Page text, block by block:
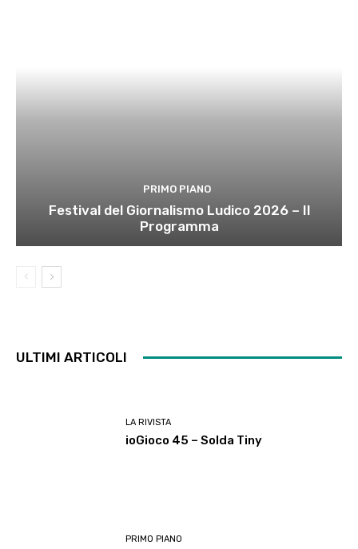
PRIMO PIANO
Festival del Giornalismo Ludico 2026 – Il
Programma
ULTIMI ARTICOLI
LA RIVISTA
ioGioco 45 – Solda Tiny
PRIMO PIANO